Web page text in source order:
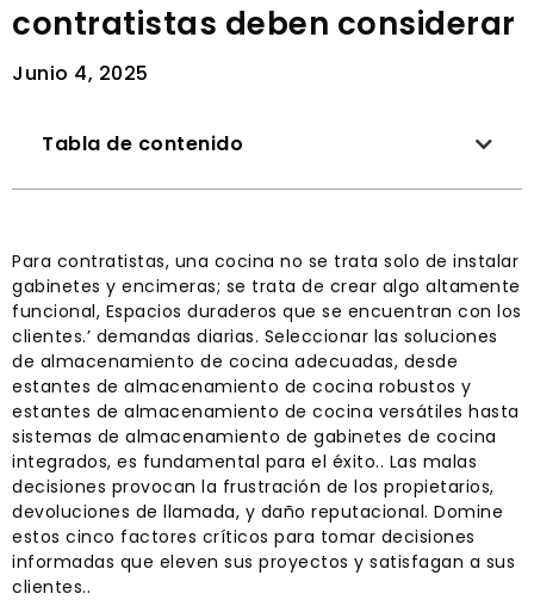
contratistas deben considerar
Junio 4, 2025
Tabla de contenido
Para contratistas, una cocina no se trata solo de instalar
gabinetes y encimeras; se trata de crear algo altamente
funcional, Espacios duraderos que se encuentran con los
clientes.’ demandas diarias. Seleccionar las soluciones
de almacenamiento de cocina adecuadas, desde
estantes de almacenamiento de cocina robustos y
estantes de almacenamiento de cocina versátiles hasta
sistemas de almacenamiento de gabinetes de cocina
integrados, es fundamental para el éxito.. Las malas
decisiones provocan la frustración de los propietarios,
devoluciones de llamada, y daño reputacional. Domine
estos cinco factores críticos para tomar decisiones
informadas que eleven sus proyectos y satisfagan a sus
clientes..